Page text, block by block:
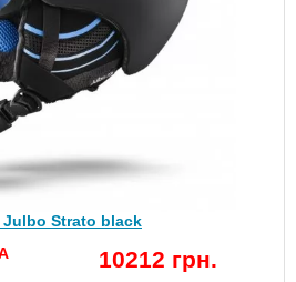
Strato black
10212 грн.